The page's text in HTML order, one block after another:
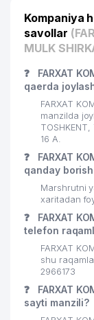
24
26
28
29
№30
30
31
32
Kompaniya
savollar
MULK
❓
FARXAT
qaerda
FARXAT
manzilda
16 А.
❓
FARXAT
qanday
Marshrutni
xaritadan
❓
FARXAT
telefon
FARXAT
shu
2966173
❓
FARXAT
sayti manzili?